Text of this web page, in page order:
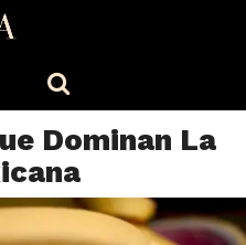
Dominan La